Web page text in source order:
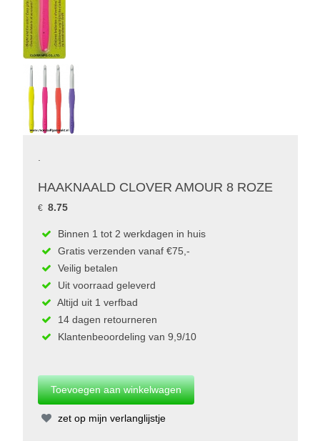
HAAKNAALD CLOVER AMOUR 8 ROZE
€ 8.75
Binnen 1 tot 2 werkdagen in huis
Gratis verzenden vanaf €75,-
Veilig betalen
Uit voorraad geleverd
Altijd uit 1 verfbad
14 dagen retourneren
Klantenbeoordeling van 9,9/10
zet op mijn verlanglijstje